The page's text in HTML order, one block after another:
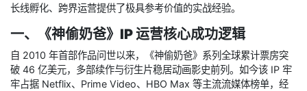
长线孵化、跨界运营提供了极具参考价值的实战经验。
一、《神偷奶爸》IP 运营核心成功逻辑
自 2010 年首部作品问世以来，《神偷奶爸》系列全球累计票房突
破 46 亿美元，多部续作与衍生片稳居动画影史前列。如今该 IP 牢
牢占据 Netflix、Prime Video、HBO Max 等主流流媒体榜单，经